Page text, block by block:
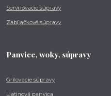
Servírovacie súpravy
Zabíjačkové súpravy
Panvice, woky, súpravy
Grilovacie súpravy
Liatinová panvica